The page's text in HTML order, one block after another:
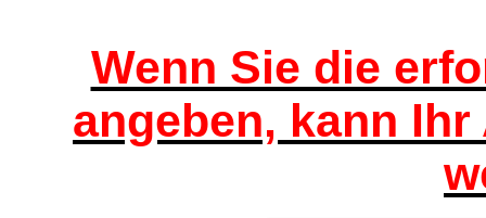
Wenn Sie die
angeben, kann